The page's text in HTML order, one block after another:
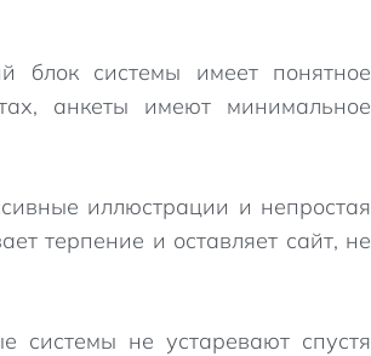
блок системы имеет понятное
анкеты имеют минимальное
иллюстрации и непростая
терпение и оставляет сайт, не
системы не устаревают спустя